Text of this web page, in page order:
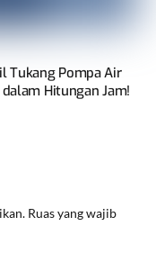
Tukang Pompa Air
Hitungan Jam!
Ruas yang wajib